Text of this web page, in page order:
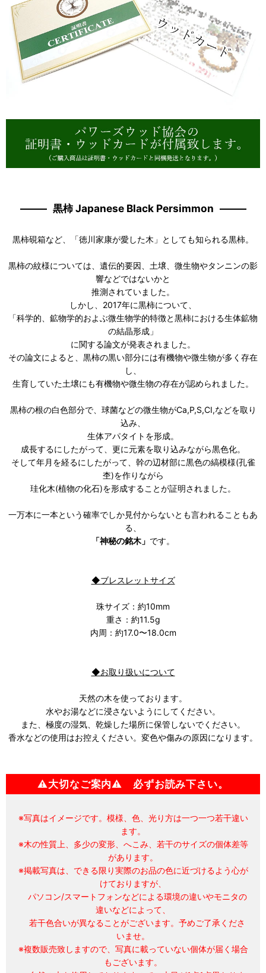
黒柿 Japanese Black Persimmon
黒柿硯箱など、「徳川家康が愛した木」としても知られる黒柿。
黒柿の紋様については、遺伝的要因、土壌、微生物やタンニンの影
響などではないかと
推測されていました。
しかし、2017年に黒柿について、
「科学的、鉱物学的およぶ微生物学的特徴と黒柿における生体鉱物
の結晶形成」
に関する論文が発表されました。
その論文によると、黒柿の黒い部分には有機物や微生物が多く存在
し、
生育していた土壌にも有機物や微生物の存在が認められました。
黒柿の根の白色部分で、球菌などの微生物がCa,P,S,CI,などを取り
込み、
生体アパタイトを形成。
成長するにしたがって、更に元素を取り込みながら黒色化。
そして年月を経るにしたがって、幹の辺材部に黒色の縞模様(孔雀
杢)を作りながら
珪化木(植物の化石)を形成することが証明されました。
一万本に一本という確率でしか見付からないとも言われることもあ
る、
「神秘の銘木」 です。
◆ブレスレットサイズ
珠サイズ：約10mm
重さ：約11.5g
内周：約17.0〜18.0cm
◆お取り扱いについて
天然の木を使っております。
水やお湯などに浸さないようにしてください。
また、極度の湿気、乾燥した場所に保管しないでください。
香水などの使用はお控えください。変色や傷みの原因になります。
⚠大切なご案内⚠ 必ずお読み下さい。
※写真はイメージです。模様、色、光り方は一つ一つ若干違い
ます。
※木の性質上、多少の変形、へこみ、若干のサイズの個体差等
があります。
※掲載写真は、できる限り実際のお品の色に近づけるよう心が
けておりますが、
パソコン/スマートフォンなどによる環境の違いやモニタの
違いなどによって、
若干色合いが異なることがございます。予めご了承くださ
いませ。
※複数販売致しますので、写真に載っていない個体が届く場合
もございます。